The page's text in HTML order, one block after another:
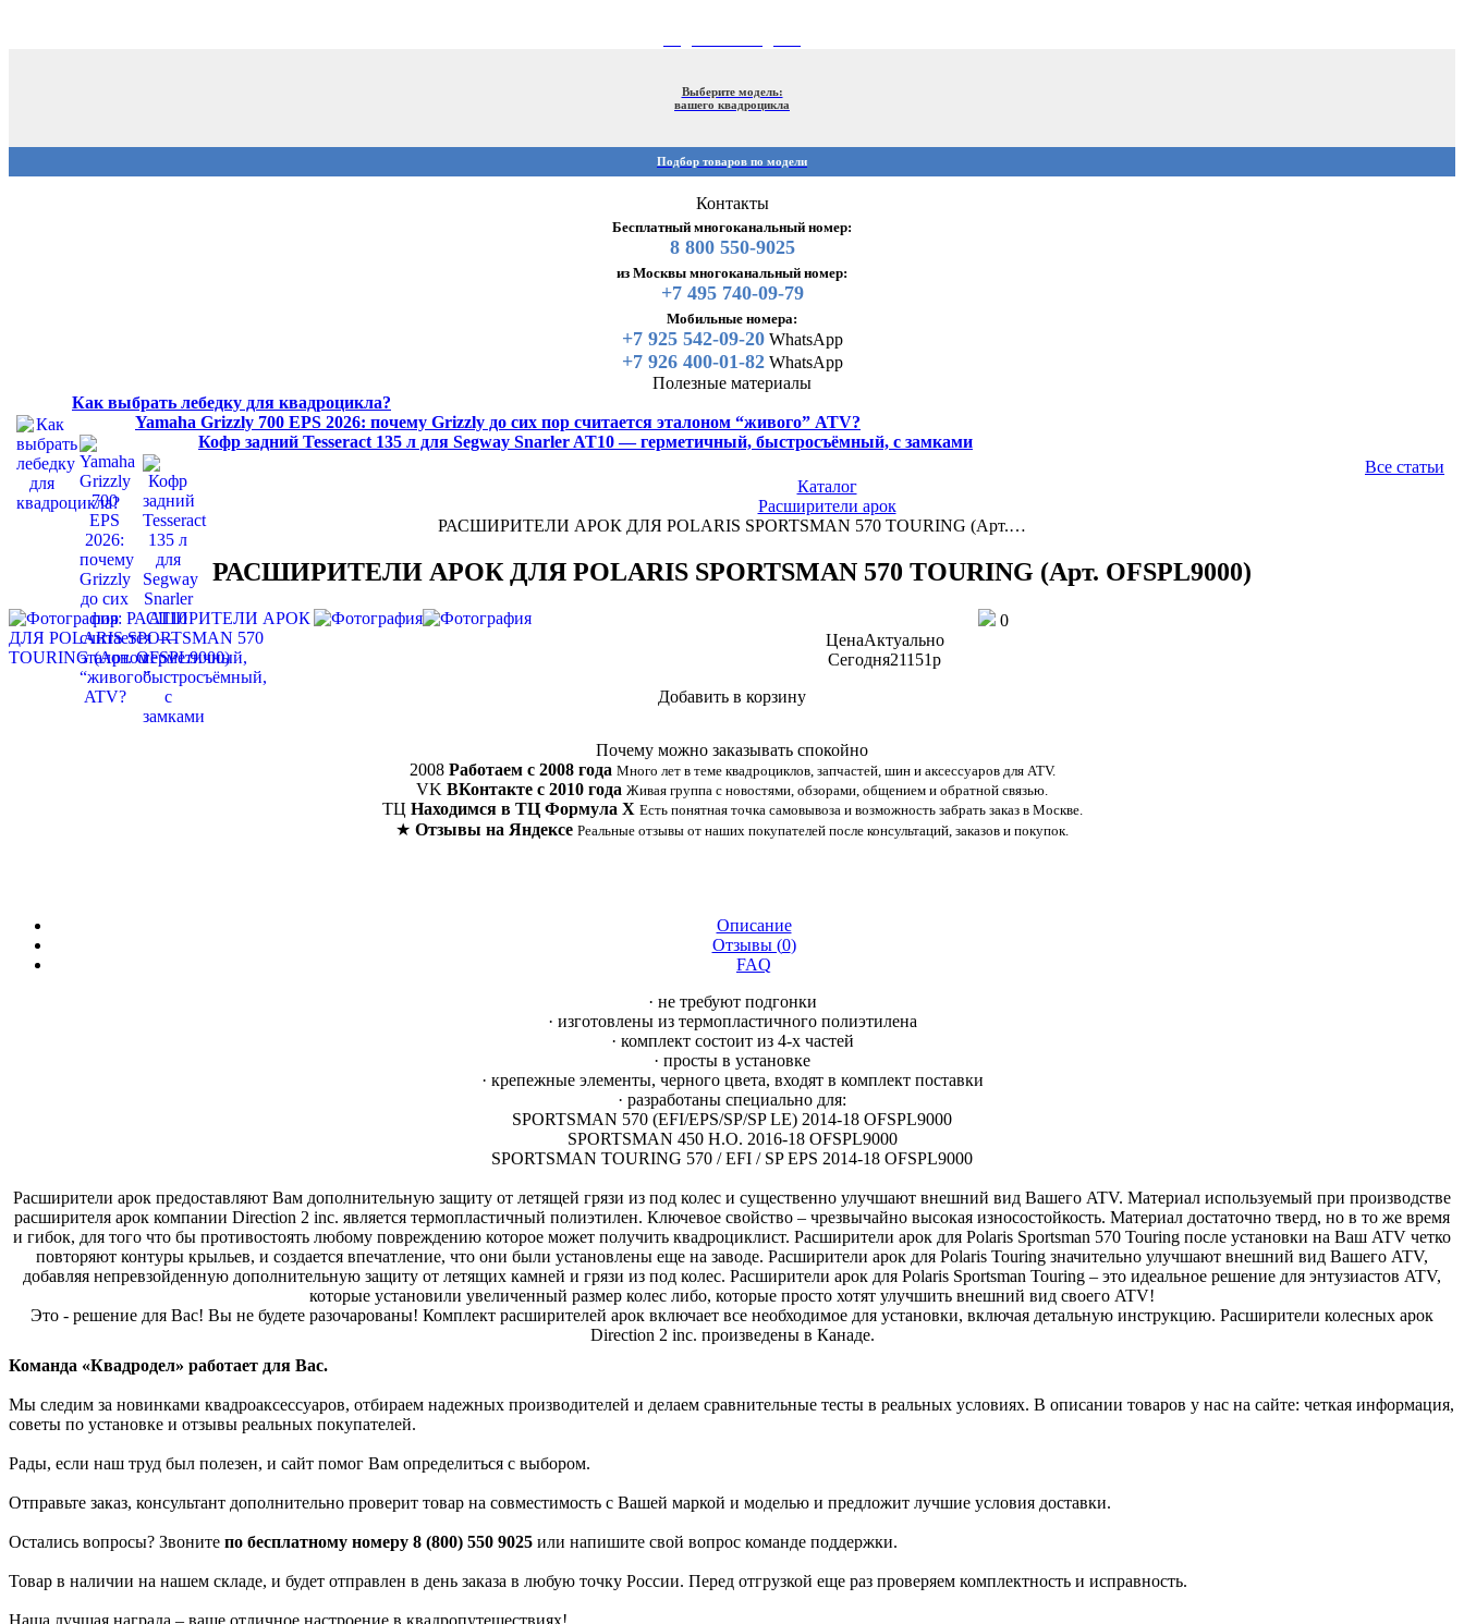
Выберите модель:
вашего квадроцикла
Подбор товаров по модели
Контакты
Бесплатный многоканальный номер:
8 800 550-9025
из Москвы многоканальный номер:
+7 495 740-09-79
Мобильные номера:
+7 925 542-09-20WhatsApp
+7 926 400-01-82WhatsApp
Полезные материалы
Как выбрать лебедку для квадроцикла?
Yamaha Grizzly 700 EPS 2026: почему Grizzly до сих пор считается эталоном “живого” ATV?
Кофр задний Tesseract 135 л для Segway Snarler AT10 — герметичный, быстросъёмный, с замками
Все статьи
Каталог
Расширители арок
РАСШИРИТЕЛИ АРОК ДЛЯ POLARIS SPORTSMAN 570 TOURING (Арт.…
РАСШИРИТЕЛИ АРОК ДЛЯ POLARIS SPORTSMAN 570 TOURING (Арт. OFSPL9000)
0
ЦенаАктуально
Сегодня21151p
Добавить в корзину
Почему можно заказывать спокойно
2008 Работаем с 2008 года Много лет в теме квадроциклов, запчастей, шин и аксессуаров для ATV.
VK ВКонтакте с 2010 года Живая группа с новостями, обзорами, общением и обратной связью.
ТЦ Находимся в ТЦ Формула Х Есть понятная точка самовывоза и возможность забрать заказ в Москве.
★ Отзывы на Яндексе Реальные отзывы от наших покупателей после консультаций, заказов и покупок.
Описание
Отзывы (0)
FAQ
· не требуют подгонки
· изготовлены из термопластичного полиэтилена
· комплект состоит из 4-х частей
· просты в установке
· крепежные элементы, черного цвета, входят в комплект поставки
· разработаны специально для:
SPORTSMAN 570 (EFI/EPS/SP/SP LE) 2014-18 OFSPL9000
SPORTSMAN 450 H.O. 2016-18 OFSPL9000
SPORTSMAN TOURING 570 / EFI / SP EPS 2014-18 OFSPL9000
Расширители арок предоставляют Вам дополнительную защиту от летящей грязи из под колес и существенно улучшают внешний вид Вашего ATV. Материал используемый при производстве
расширителя арок компании Direction 2 inc. является термопластичный полиэтилен. Ключевое свойство – чрезвычайно высокая износостойкость. Материал достаточно тверд, но в то же время
и гибок, для того что бы противостоять любому повреждению которое может получить квадроциклист. Расширители арок для Polaris Sportsman 570 Touring после установки на Ваш ATV четко
повторяют контуры крыльев, и создается впечатление, что они были установлены еще на заводе. Расширители арок для Polaris Touring значительно улучшают внешний вид Вашего ATV,
добавляя непревзойденную дополнительную защиту от летящих камней и грязи из под колес. Расширители арок для Polaris Sportsman Touring – это идеальное решение для энтузиастов ATV,
которые установили увеличенный размер колес либо, которые просто хотят улучшить внешний вид своего ATV!
Это - решение для Вас! Вы не будете разочарованы! Комплект расширителей арок включает все необходимое для установки, включая детальную инструкцию. Расширители колесных арок
Direction 2 inc. произведены в Канаде.
Команда «Квадродел» работает для Вас.
Мы следим за новинками квадроаксессуаров, отбираем надежных производителей и делаем сравнительные тесты в реальных условиях. В описании товаров у нас на сайте: четкая информация,
советы по установке и отзывы реальных покупателей.
Рады, если наш труд был полезен, и сайт помог Вам определиться с выбором.
Отправьте заказ, консультант дополнительно проверит товар на совместимость с Вашей маркой и моделью и предложит лучшие условия доставки.
Остались вопросы? Звоните по бесплатному номеру 8 (800) 550 9025 или напишите свой вопрос команде поддержки.
Товар в наличии на нашем складе, и будет отправлен в день заказа в любую точку России. Перед отгрузкой еще раз проверяем комплектность и исправность.
Наша лучшая награда – ваше отличное настроение в квадропутешествиях!